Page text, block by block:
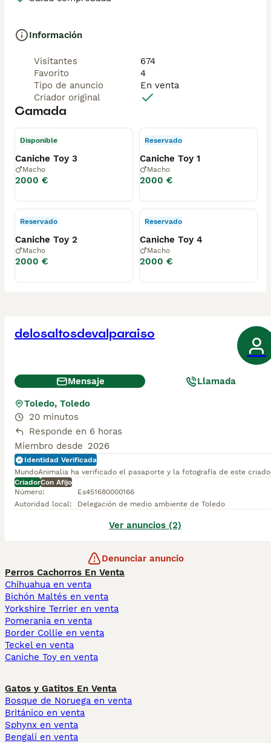
Información
Visitantes
674
Favorito
4
Tipo de anuncio
En venta
Criador original
Camada
Disponible
Caniche Toy 3
Macho
2000 €
Reservado
Caniche Toy 1
Macho
2000 €
Reservado
Caniche Toy 2
Macho
2000 €
Reservado
Caniche Toy 4
Macho
2000 €
delosaltosdevalparaiso
Mensaje Llamada
Toledo, Toledo
20 minutos
Responde en 6 horas
Miembro desde 2026
Identidad Verificada
MundoAnimalia ha verificado el pasaporte y la fotografía de este
CriadorCon Afijo
Número:
Es451680000166
Autoridad local: Delegación de medio ambiente de Toledo
Ver anuncios (2)
Denunciar anuncio
Perros Cachorros En Venta
Chihuahua en venta
Bichón Maltés en venta
Yorkshire Terrier en venta
Pomerania en venta
Border Collie en venta
Teckel en venta
Caniche Toy en venta
Gatos y Gatitos En Venta
Bosque de Noruega en venta
Británico en venta
Sphynx en venta
Bengalí en venta